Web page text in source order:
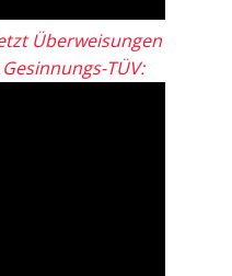
Überweisungen
TÜV: